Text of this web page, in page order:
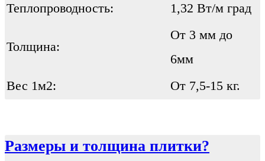
Теплопроводность: 1,32 Вт/м град
Толщина:
От 3 мм до
6мм
Вес 1м2:
От 7,5-15 кг.
Размеры и толщина плитки?